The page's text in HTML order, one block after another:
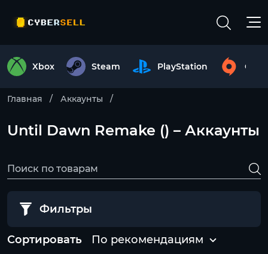
Xbox Steam PlayStation
Главная Аккаунты
Until Dawn Remake () – Аккаунты
Фильтры
Сортировать По рекомендациям